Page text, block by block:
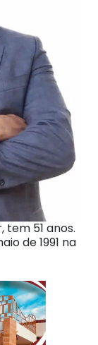
tem 51 anos.
de 1991 na